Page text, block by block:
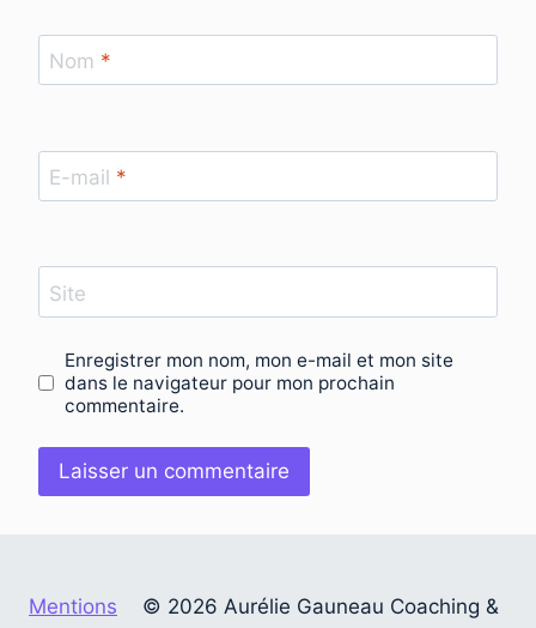
Nom *
E-mail *
Site
Enregistrer mon nom, mon e-mail et mon site
dans le navigateur pour mon prochain
commentaire.
Mentions
© 2026 Aurélie Gauneau Coaching &